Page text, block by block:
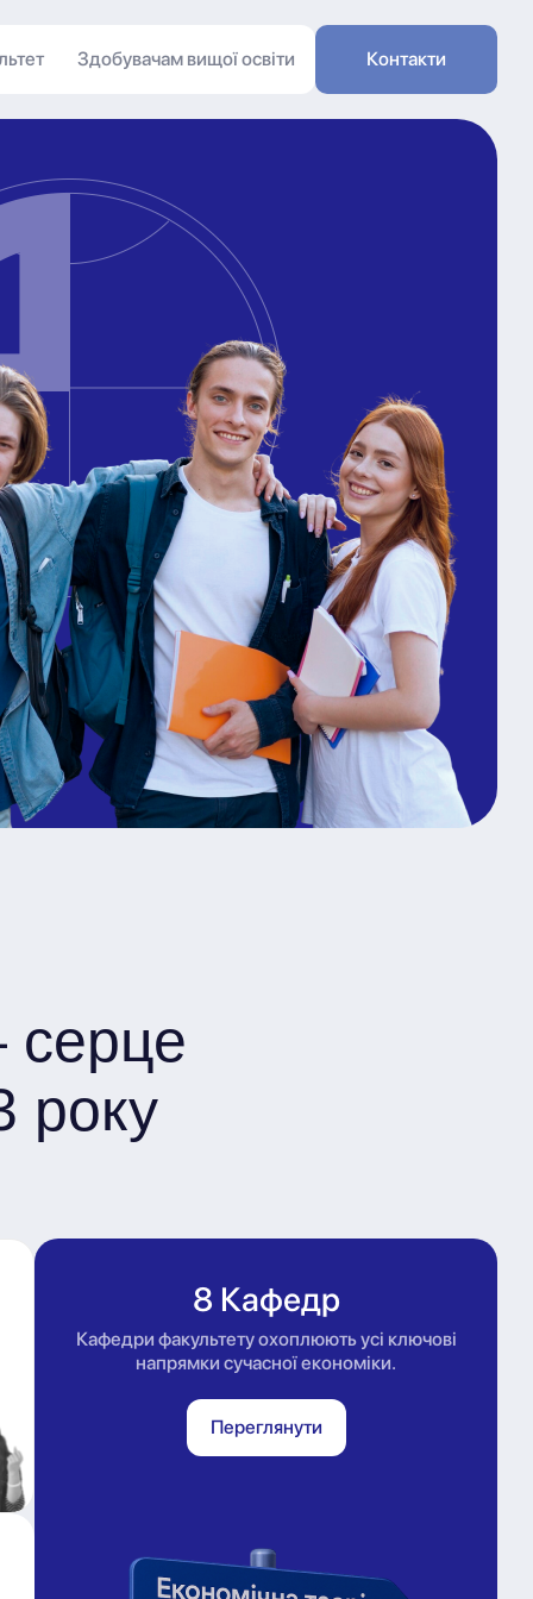
Здобувачам вищої освіти Контакти
серце
року
8 Кафедр
Кафедри факультету охоплюють усі ключові
напрямки сучасної економіки.
Переглянути